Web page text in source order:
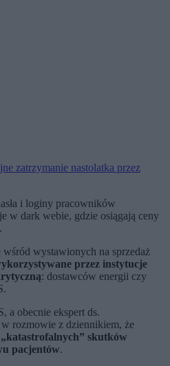
zatrzymanie nastolatka przez
i loginy pracowników
w dark webie, gdzie osiągają ceny
.
wśród wystawionych na sprzedaż
przez instytucje
: dostawców energii czy
a obecnie ekspert ds.
w rozmowie z dziennikiem, że
„katastrofalnych” skutków
pacjentów.